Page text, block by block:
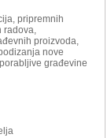
pripremnih
proizvoda,
nove
građevine